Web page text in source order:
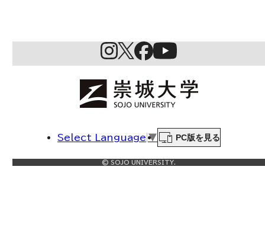
Select Language ▼ PC版を見る
© SOJO UNIVERSITY.